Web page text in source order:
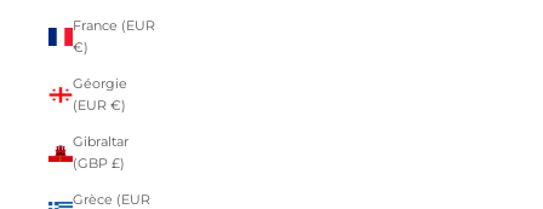
France (EUR
€)
Géorgie
(EUR €)
Gibraltar
(GBP £)
Grèce (EUR